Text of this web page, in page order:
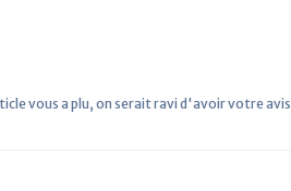
vous a plu, on serait ravi d'avoir votre avis